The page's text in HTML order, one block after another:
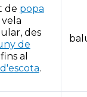
de popa
des
de
fins al
.